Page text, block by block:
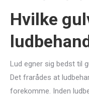
Hvilke
Lud egner sig bedst til
Det frarådes at
forekomme. Inden